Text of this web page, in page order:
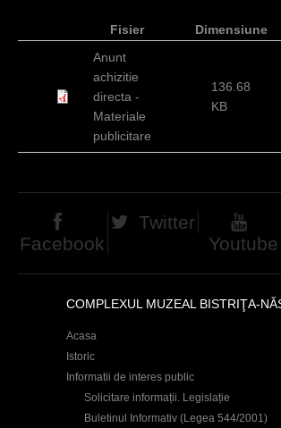
Fisier Dimensiune
Anunt
achizitie
directa -
Materiale
publicitare
136.68
KB
Facebook
Twitter
Youtube
COMPLEXUL MUZEAL BISTRIŢA-
Acasa
Istoric
Informatii de interes public
Solicitare informații. Legislație
Buletinul Informativ (Legea 544/2001)